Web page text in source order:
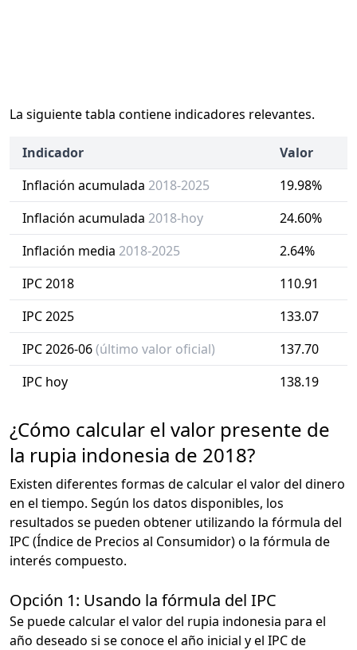
La siguiente tabla contiene indicadores relevantes.
Indicador
Valor
Inflación acumulada 2018-2025
19.98%
Inflación acumulada 2018-hoy
24.60%
Inflación media 2018-2025
2.64%
IPC 2018
110.91
IPC 2025
133.07
IPC 2026-06(último valor oficial)
137.70
IPC hoy
138.19
¿Cómo calcular el valor presente de
la rupia indonesia de 2018?
Existen diferentes formas de calcular el valor del dinero
en el tiempo. Según los datos disponibles, los
resultados se pueden obtener utilizando la fórmula del
IPC (Índice de Precios al Consumidor) o la fórmula de
interés compuesto.
Opción 1: Usando la fórmula del IPC
Se puede calcular el valor del rupia indonesia para el
año deseado si se conoce el año inicial y el IPC de